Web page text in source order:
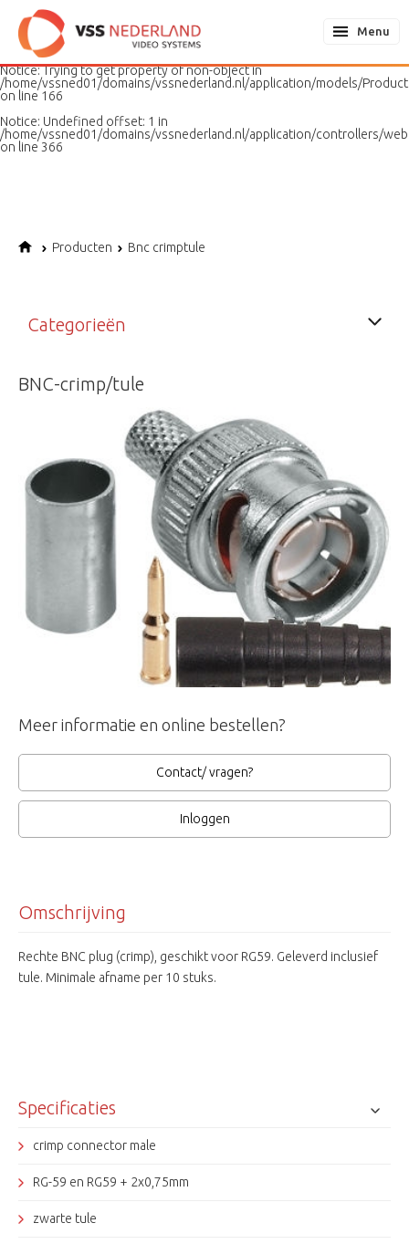
Notice: Undefined variable: page in
/home/vssned01/domains/vssnederland.nl/application/models/
on line
187
Notice: Trying to get property of non-object in
/home/vssned01/domains/vssnederland.nl/application/models/
on line 166
Notice: Undefined offset: 1 in
/home/vssned01/domains/vssnederland.nl/application/controllers/
on line 366
Menu
Producten Bnc crimptule
Categorieën
BNC-crimp/tule
Meer informatie en online bestellen?
Contact/ vragen?
Inloggen
Omschrijving
Rechte BNC plug (crimp), geschikt voor RG59. Geleverd inclusief
tule. Minimale afname per 10 stuks.
Specificaties
crimp connector male
RG-59 en RG59 + 2x0,75mm
zwarte tule